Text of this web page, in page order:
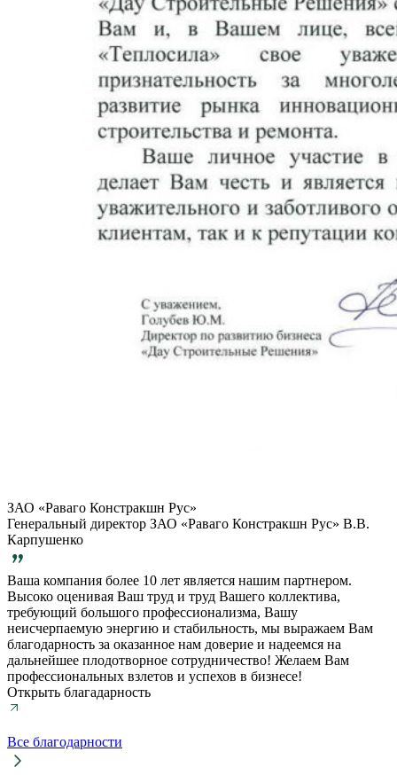
ЗАО «Раваго Констракшн Рус»
Генеральный директор ЗАО «Раваго Констракшн Рус» В.В.
Карпушенко
Ваша компания более 10 лет является нашим партнером.
Высоко оценивая Ваш труд и труд Вашего коллектива,
требующий большого профессионализма, Вашу
неисчерпаемую энергию и стабильность, мы выражаем Вам
благодарность за оказанное нам доверие и надеемся на
дальнейшее плодотворное сотрудничество! Желаем Вам
профессиональных взлетов и успехов в бизнесе!
Открыть благадарность
Все благодарности